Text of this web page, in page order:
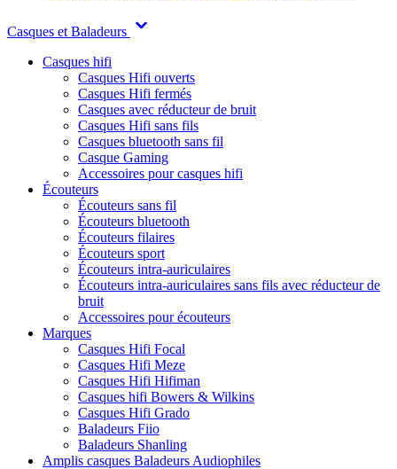
Casques et Baladeurs
Casques hifi
Casques Hifi ouverts
Casques Hifi fermés
Casques avec réducteur de bruit
Casques Hifi sans fils
Casques bluetooth sans fil
Casque Gaming
Accessoires pour casques hifi
Écouteurs
Écouteurs sans fil
Écouteurs bluetooth
Écouteurs filaires
Écouteurs sport
Écouteurs intra-auriculaires
Écouteurs intra-auriculaires sans fils avec réducteur de
bruit
Accessoires pour écouteurs
Marques
Casques Hifi Focal
Casques Hifi Meze
Casques Hifi Hifiman
Casques hifi Bowers & Wilkins
Casques Hifi Grado
Baladeurs Fiio
Baladeurs Shanling
Amplis casques Baladeurs Audiophiles